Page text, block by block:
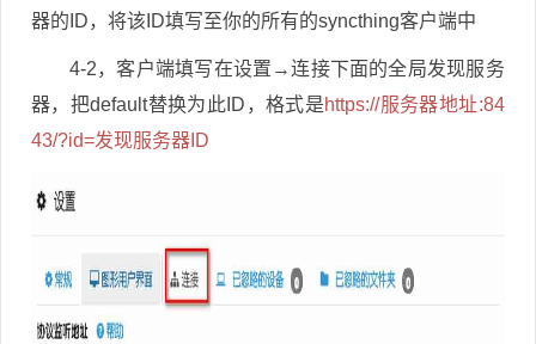
器的ID，将该ID填写至你的所有的syncthing客户端中
4-2，客户端填写在设置→连接下面的全局发现服务
器，把default替换为此ID，格式是https://服务器地址:84
43/?id=发现服务器ID